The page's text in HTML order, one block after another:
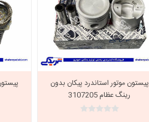
پیستون موتور استاندرد پیکان بدون
رینگ عظام 3107205